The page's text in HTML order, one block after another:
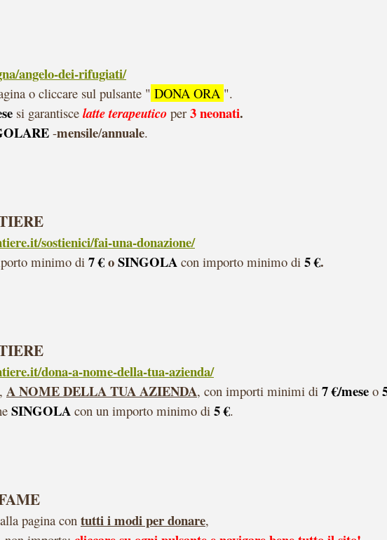
angelo-dei-rifugiati/
o cliccare sul pulsante " DONA ORA ".
si garantisce latte terapeutico per 3 neonati.
-mensile/annuale.
sostienici/fai-una-donazione/
minimo di7 €oSINGOLA con importo minimo di 5€.
dona-a-nome-della-tua-azienda/
A NOME DELLA TUA AZIENDA, con importi minimi di 7 €/mese o
SINGOLA con un importo minimo di 5€.
pagina con tutti i modi per donare,